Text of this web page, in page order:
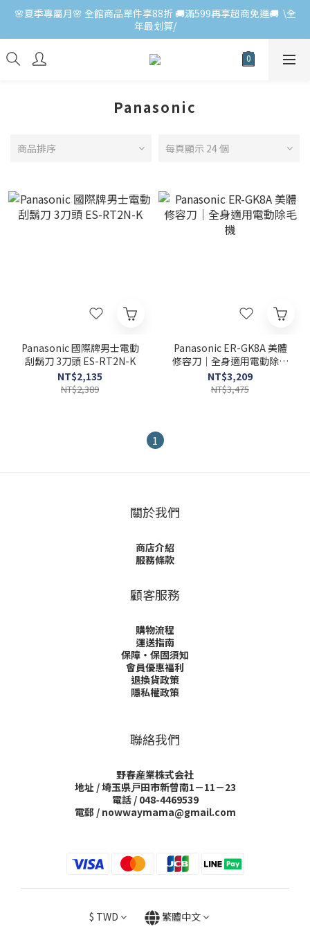
🌸夏季專屬月🌸 全館商品單件享88折 🚚滿599再享超商免運🚚  \全
年最划算/
Panasonic
商品排序 每頁顯示 24 個
Panasonic 國際牌男士電動
刮鬍刀 3刀頭 ES-RT2N-K
NT$2,135
NT$2,389
Panasonic ER-GK8A 美體
修容刀｜全身適用電動除毛
機
NT$3,209
NT$3,475
1
關於我們
商店介紹
服務條款
顧客服務
購物流程
運送指南
保障・保固須知
會員優惠福利
退換貨政策
隱私權政策
聯絡我們
野春産業株式会社
地址 / 埼玉県戸田市新曾南1－11－23
電話 / 048-4469539
電郵 / nowwaymama@gmail.com
$ TWD 繁體中文